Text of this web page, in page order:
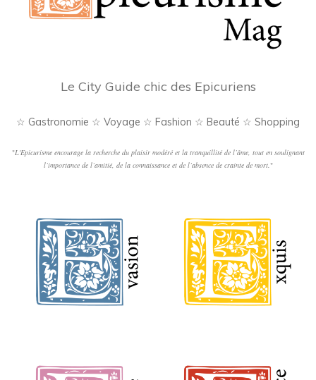
Le City Guide chic des Epicuriens
☆ Gastronomie ☆ Voyage ☆ Fashion ☆ Beauté ☆ Shopping
"L'Epicurisme encourage la recherche du plaisir modéré et la tranquillité de l’âme, tout en soulignant
l’importance de l’amitié, de la connaissance et de l’absence de crainte de mort."